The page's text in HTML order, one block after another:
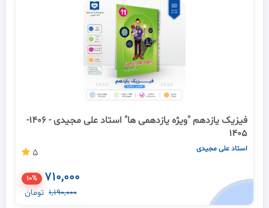
فیزیک یازدهم "ویژه یازدهمی ها" استاد علی مجیدی - 1406-
1405
استاد علی مجیدی 5
710,000
10%
1,190,000 تومان